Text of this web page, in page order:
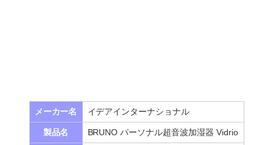
メーカー名 イデアインターナショナル
製品名 BRUNO パーソナル超音波加湿器 Vidrio